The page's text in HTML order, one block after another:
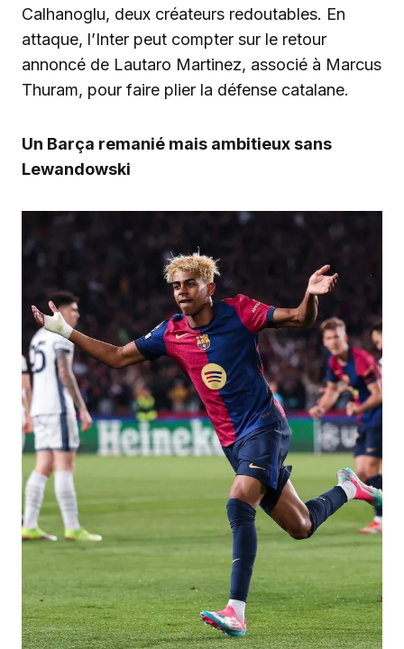
Calhanoglu, deux créateurs redoutables. En
attaque, l’Inter peut compter sur le retour
annoncé de Lautaro Martinez, associé à Marcus
Thuram, pour faire plier la défense catalane.
Un Barça remanié mais ambitieux sans
Lewandowski